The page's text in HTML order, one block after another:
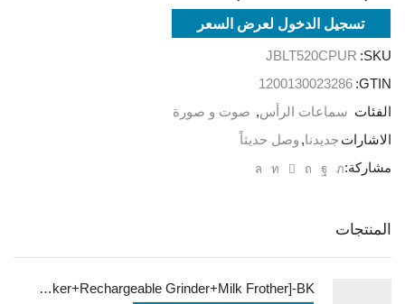
تسجيل الدخول لعرض السعر
SKU:
JBLT520CPUR
GTIN:
1200130023286
الفئات سماعات الرأس, صوت و صورة
الاشارات جديدنا, وصل حديثاً
مشاركة:
المنتجات
LePresso Brewology Coffee Kit [Espresso Maker+Rechargeable Grinder+Milk Frother]-BK